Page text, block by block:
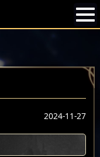
2024-11-27